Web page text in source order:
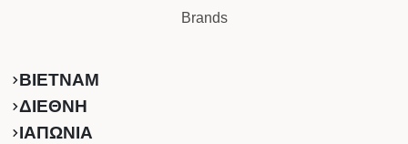
Brands
ΒΙΕΤΝΑΜ
ΔΙΕΘΝΗ
ΙΑΠΩΝΙΑ